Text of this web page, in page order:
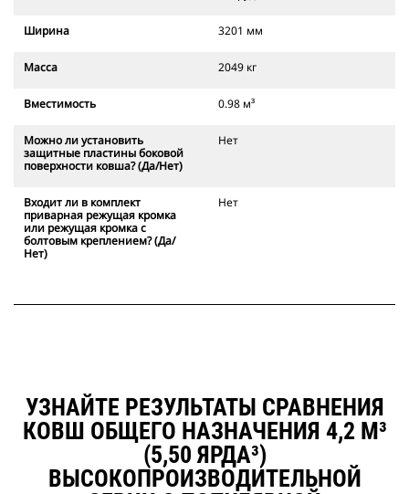
Ширина 3201 мм
Масса 2049 кг
Вместимость 0.98 м³
Можно ли установить
защитные пластины боковой
поверхности ковша? (Да/Нет)
Нет
Входит ли в комплект
приварная режущая кромка
или режущая кромка с
болтовым креплением? (Да/
Нет)
Нет
УЗНАЙТЕ РЕЗУЛЬТАТЫ СРАВНЕНИЯ
КОВШ ОБЩЕГО НАЗНАЧЕНИЯ 4,2 М³
(5,50 ЯРДА³)
ВЫСОКОПРОИЗВОДИТЕЛЬНОЙ